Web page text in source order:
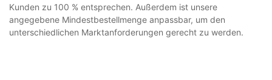
Kunden zu 100 % entsprechen. Außerdem ist unsere
angegebene Mindestbestellmenge anpassbar, um den
unterschiedlichen Marktanforderungen gerecht zu werden.